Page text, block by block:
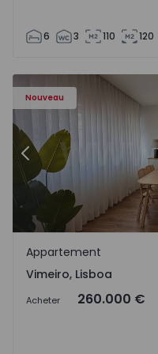
6 3 110 120
Nouveau
Appartement T1
Précédent
Vimeiro, Lisboa
Appartement
Vimeiro, Lisboa
Acheter 260.000 €